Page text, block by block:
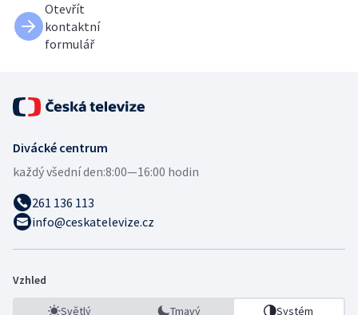
Otevřít
kontaktní
formulář
Divácké centrum
každý všední den:8:00—16:00 hodin
261 136 113
info@ceskatelevize.cz
Vzhled
Světlý Tmavý Systém